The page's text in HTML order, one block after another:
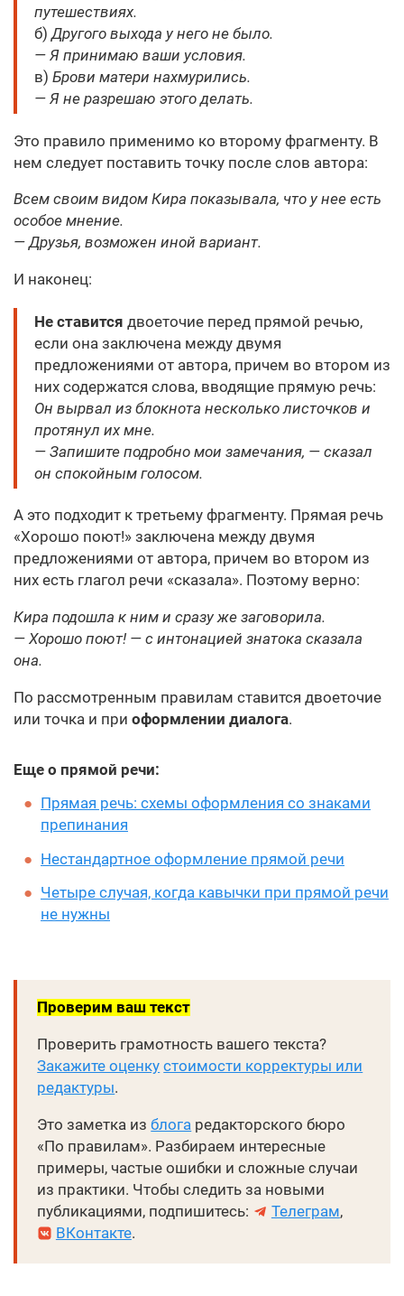
путешествиях.
б)Другого выхода у него не было.
— Я принимаю ваши условия.
в) Брови матери нахмурились.
— Я не разрешаю этого делать.
Это правило применимо ко второму фрагменту. В
нем следует поставить точку после слов автора:
Всем своим видом Кира показывала, что у нее есть
особое мнение.
— Друзья, возможен иной вариант.
И наконец:
Не ставится двоеточие перед прямой речью,
если она заключена между двумя
предложениями от автора, причем во втором из
них содержатся слова, вводящие прямую речь:
Он вырвал из блокнота несколько листочков и
протянул их мне.
— Запишите подробно мои замечания, — сказал
он спокойным голосом.
А это подходит к третьему фрагменту. Прямая речь
«Хорошо поют!» заключена между двумя
предложениями от автора, причем во втором из
них есть глагол речи «сказала». Поэтому верно:
Кира подошла к ним и сразу же заговорила.
— Хорошо поют! — с интонацией знатока сказала
она.
По рассмотренным правилам ставится двоеточие
или точка и при оформлении диалога.
Еще о прямой речи:
Прямая речь: схемы оформления со знаками
препинания
Нестандартное оформление прямой речи
Четыре случая, когда кавычки при прямой речи
не нужны
Проверим ваш текст
Проверить грамотность вашего текста?
Закажите оценку стоимости корректуры или
редактуры.
Это заметка изблога редакторского бюро
«По правилам». Разбираем интересные
примеры, частые ошибки и сложные случаи
из практики. Чтобы следить за новыми
публикациями, подпишитесь:
Телеграм,
ВКонтакте.